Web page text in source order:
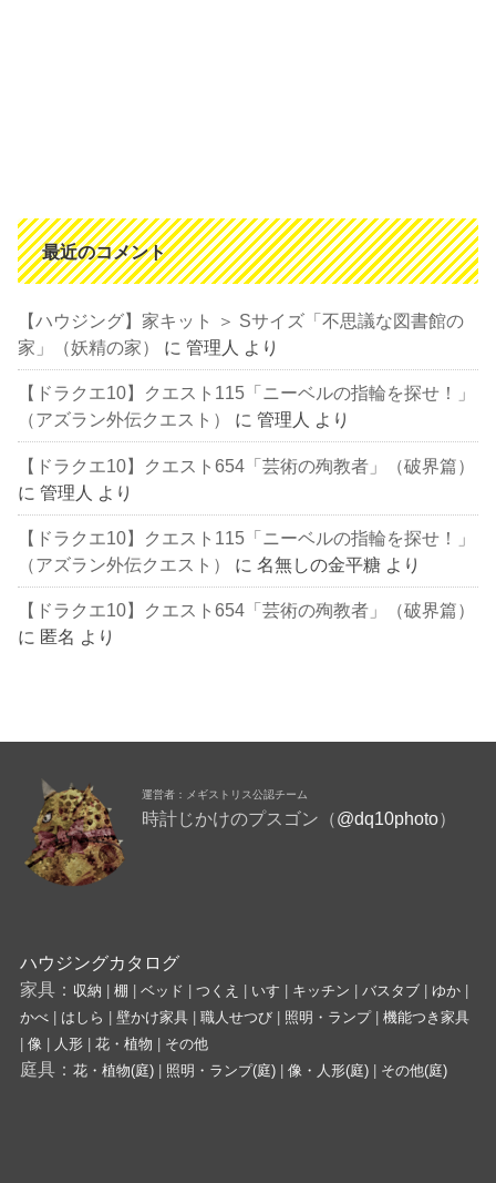
最近のコメント
【ハウジング】家キット ＞ Sサイズ「不思議な図書館の
家」（妖精の家）
に管理人 より
【ドラクエ10】クエスト115「ニーベルの指輪を探せ！」
（アズラン外伝クエスト）
に管理人 より
【ドラクエ10】クエスト654「芸術の殉教者」（破界篇）
に管理人 より
【ドラクエ10】クエスト115「ニーベルの指輪を探せ！」
（アズラン外伝クエスト）
に名無しの金平糖 より
【ドラクエ10】クエスト654「芸術の殉教者」（破界篇）
に 匿名 より
運営者：メギストリス公認チーム
時計じかけのプスゴン（@dq10photo）
ハウジングカタログ
家具： 収納 棚 ベッド つくえ いす キッチン バスタブ| ゆか|
かべ| はしら 壁かけ家具| 職人せつび| 照明・ランプ| 機能つき家具
像| 人形| 花・植物 その他
庭具： 花・植物(庭)| 照明・ランプ(庭)| 像・人形(庭) その他(庭)